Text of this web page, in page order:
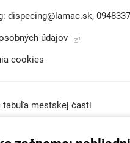
dispecing@lamac.sk,
údajov
cookies
tabuľa mestskej časti